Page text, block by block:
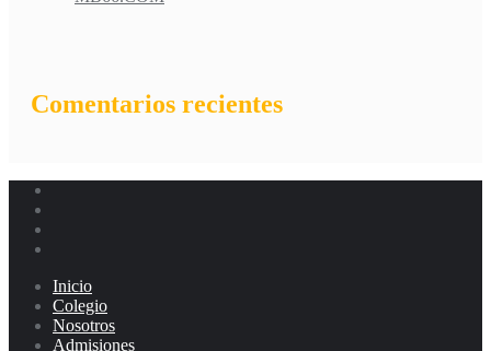
Comentarios recientes
Inicio
Colegio
Nosotros
Admisiones